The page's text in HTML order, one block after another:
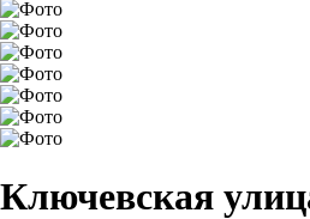
Ключевская